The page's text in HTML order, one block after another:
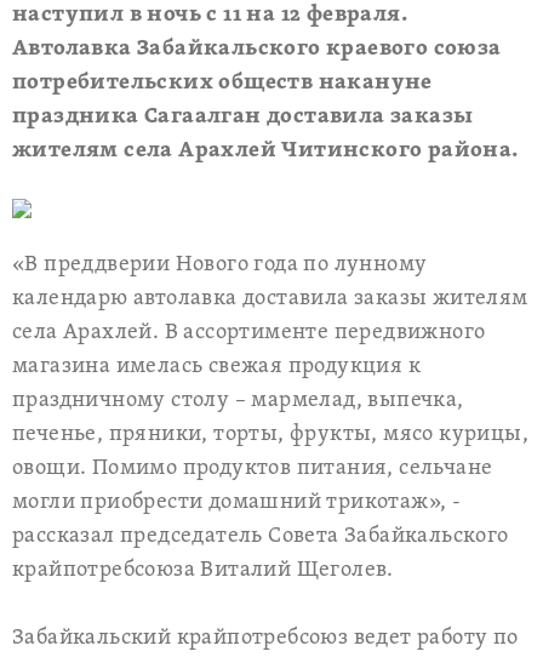
наступил в ночь с 11 на 12 февраля.
Автолавка Забайкальского краевого союза
потребительских обществ накануне
праздника Сагаалган доставила заказы
жителям села Арахлей Читинского района.
«В преддверии Нового года по лунному
календарю автолавка доставила заказы жителям
села Арахлей. В ассортименте передвижного
магазина имелась свежая продукция к
праздничному столу – мармелад, выпечка,
печенье, пряники, торты, фрукты, мясо курицы,
овощи. Помимо продуктов питания, сельчане
могли приобрести домашний трикотаж», -
рассказал председатель Совета Забайкальского
крайпотребсоюза Виталий Щеголев.
Забайкальский крайпотребсоюз ведет работу по